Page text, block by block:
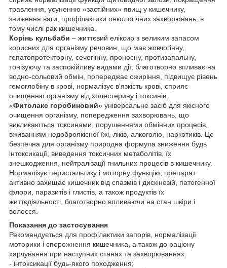
травлення, усуненню «застійних» явищ у кишечнику,
зниження ваги, профілактики онкологічних захворювань, в
тому числі рак кишечника.
Корінь кульбаби – життєвий еліксир з великим запасом
корисних для організму речовин, що має жовчогінну,
гепатопротекторну, сечогінну, проносну, протизапальну,
тонізуючу та заспокійливу видами дії; благотворно впливає на
водно-сольовий обмін, попереджає ожиріння, підвищує рівень
гемоглобіну в крові, нормалізує в'язкість крові, сприяє
очищенню організму від холестерину і токсинів.
«Фитолакс горобиновий» універсальне засіб для якісного
очищення організму, попередження захворювань, що
викликаються токсинами, порушеннями обмінних процесів,
вживанням недоброякісної їжі, ліків, алкоголю, наркотиків. Це
безпечна для організму природна формула зниження будь
інтоксикації, виведення токсичних метаболітів, їх
знешкодження, нейтралізації гнильних процесів в кишечнику.
Нормалізує перистальтику і моторну функцію, препарат
активно захищає кишечник від спазмів і дискінезій, патогенної
флори, паразитів і глистів, а також продуктів їх
життєдіяльності, благотворно впливаючи на стан шкіри і
волосся.
Показання до застосування
Рекомендується для профілактики запорів, нормалізації
моторики і спорожнення кишечника, а також до раціону
харчування при наступних станах та захворюваннях:
- інтоксикації будь-якого походження;